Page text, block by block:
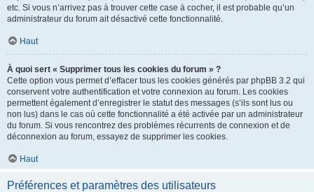
etc. Si vous n’arrivez pas à trouver cette case à cocher, il est probable qu’un
administrateur du forum ait désactivé cette fonctionnalité.
Haut
À quoi sert « Supprimer tous les cookies du forum » ?
Cette option vous permet d’effacer tous les cookies générés par phpBB 3.2 qui
conservent votre authentification et votre connexion au forum. Les cookies
permettent également d’enregistrer le statut des messages (s’ils sont lus ou
non lus) dans le cas où cette fonctionnalité a été activée par un administrateur
du forum. Si vous rencontrez des problèmes récurrents de connexion et de
déconnexion au forum, essayez de supprimer les cookies.
Haut
Préférences et paramètres des utilisateurs